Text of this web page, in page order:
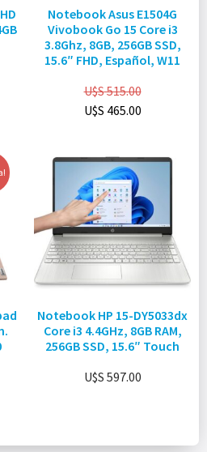
Notebook Asus E1504G
Vivobook Go 15 Core i3
3.8Ghz, 8GB, 256GB SSD,
15.6″ FHD, Español, W11
U$S515.00
U$S 465.00
Notebook HP 15-DY5033dx
Core i3 4.4GHz, 8GB RAM,
256GB SSD, 15.6″ Touch
U$S 597.00